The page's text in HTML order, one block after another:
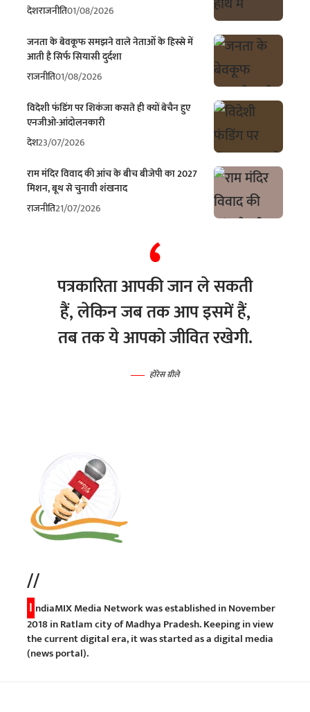
देशराजनीति01/08/2026
जनता के बेवकूफ समझने वाले नेताओं के हिस्से में
आती है सिर्फ सियासी दुर्दशा
राजनीति01/08/2026
विदेशी फंडिंग पर शिकंजा कसते ही क्यों बेचैन हुए
एनजीओ-आंदोलनकारी
देश23/07/2026
राम मंदिर विवाद की आंच के बीच बीजेपी का 2027
मिशन, बूथ से चुनावी शंखनाद
राजनीति21/07/2026
पत्रकारिता आपकी जान ले सकती
हैं, लेकिन जब तक आप इसमें हैं,
तब तक ये आपको जीवित रखेगी.
होरेस ग्रीले
//
I ndiaMIX Media Network was established in November
2018 in Ratlam city of Madhya Pradesh. Keeping in view
the current digital era, it was started as a digital media
(news portal).